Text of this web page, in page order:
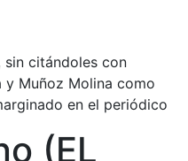
citándoles con
y Muñoz Molina como
en el periódico
(EL